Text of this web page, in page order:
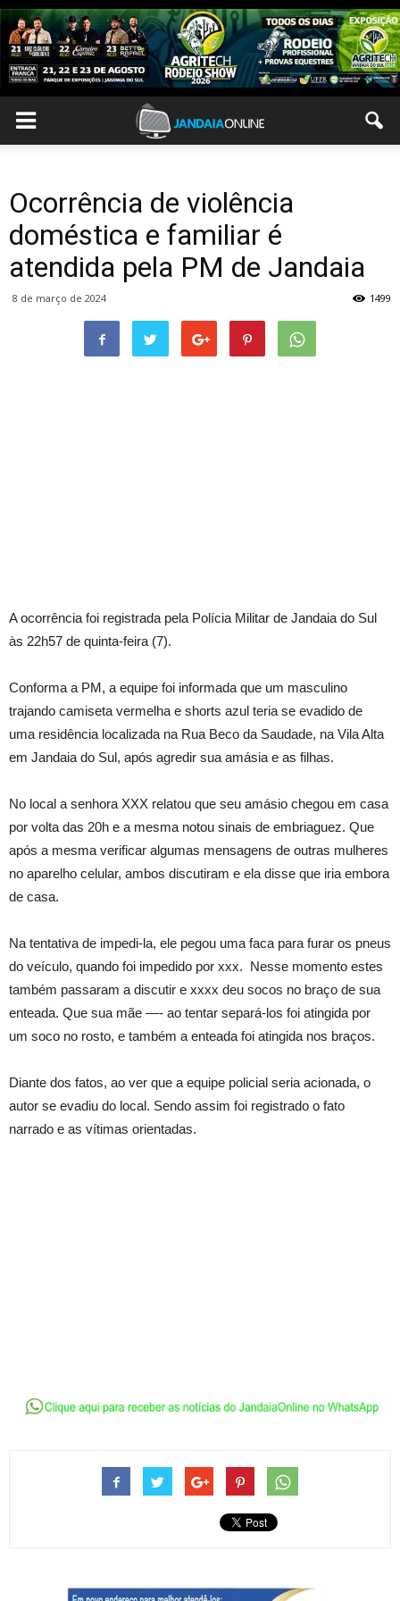
Ocorrência de violência
doméstica e familiar é
atendida pela PM de Jandaia
8 de março de 2024 1499
A ocorrência foi registrada pela Polícia Militar de Jandaia do Sul
às 22h57 de quinta-feira (7).
Conforma a PM, a equipe foi informada que um masculino
trajando camiseta vermelha e shorts azul teria se evadido de
uma residência localizada na Rua Beco da Saudade, na Vila Alta
em Jandaia do Sul, após agredir sua amásia e as filhas.
No local a senhora XXX relatou que seu amásio chegou em casa
por volta das 20h e a mesma notou sinais de embriaguez. Que
após a mesma verificar algumas mensagens de outras mulheres
no aparelho celular, ambos discutiram e ela disse que iria embora
de casa.
Na tentativa de impedi-la, ele pegou uma faca para furar os pneus
do veículo, quando foi impedido por xxx. Nesse momento estes
também passaram a discutir e xxxx deu socos no braço de sua
enteada. Que sua mãe —- ao tentar separá-los foi atingida por
um soco no rosto, e também a enteada foi atingida nos braços.
Diante dos fatos, ao ver que a equipe policial seria acionada, o
autor se evadiu do local. Sendo assim foi registrado o fato
narrado e as vítimas orientadas.